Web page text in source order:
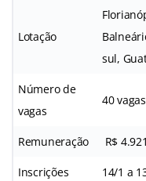
Lotação
sul,
Número de
vagas
40 vagas
Remuneração R$
Inscrições 14/1 a